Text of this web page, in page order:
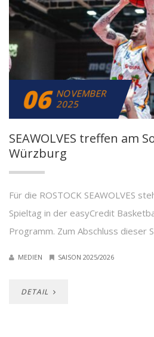
06 NOVEMBER
2025
SEAWOLVES treffen am
Würzburg
Für die ROSTOCK SEAWOLVES
Spieltag in der easyCredit
Programm. Zum Abschluss dieser
MEDIEN SAISON 2025/2026
DETAIL